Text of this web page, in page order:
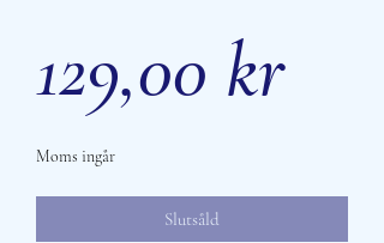
129,00 krPris
Moms ingår
Slutsåld